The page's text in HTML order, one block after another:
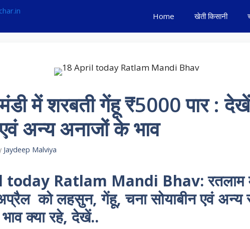
Home खेती किसानी
में शरबती गेंहू ₹5000 पार :
अन्य अनाजों के भाव
Jaydeep Malviya
Ratlam Mandi Bhav: रतलाम
को लहसुन, गेंहू, चना सोयाबीन एवं अन्य
क्या रहे, देखें..